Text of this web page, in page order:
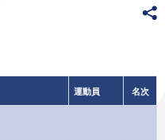
運動員 名次